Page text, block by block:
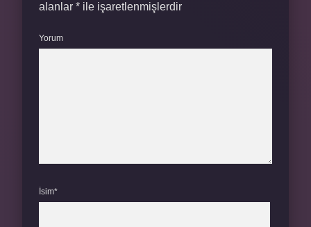
alanlar * ile işaretlenmişlerdir
Yorum
İsim*